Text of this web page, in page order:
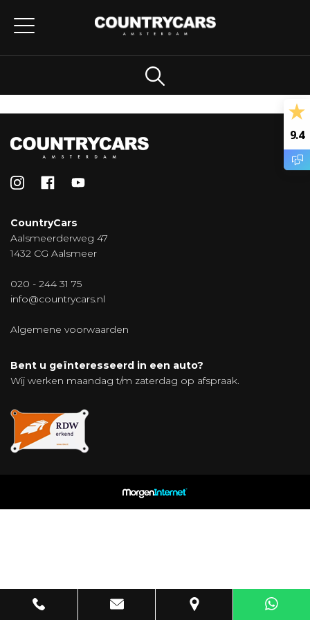
9.4
CountryCars
Aalsmeerderweg 47
1432 CG Aalsmeer
020 - 244 31 75
info@countrycars.nl
Algemene voorwaarden
Bent u geïnteresseerd in een auto?
Wij werken maandag t/m zaterdag op afspraak.